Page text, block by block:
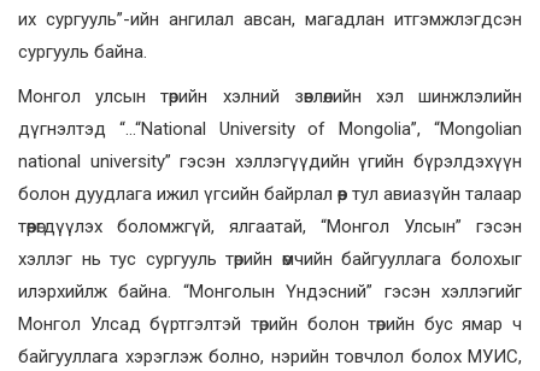
их сургууль”-ийн ангилал авсан, магадлан итгэмжлэгдсэн
сургууль байна.
Монгол улсын төрийн хэлний зөвлөлийн хэл шинжлэлийн
дүгнэлтэд “…“National University of Mongolia”, “Mongolian
national university” гэсэн хэллэгүүдийн үгийн бүрэлдэхүүн
болон дуудлага ижил үгсийн байрлал өөр тул авиазүйн талаар
төөрөгдүүлэх боломжгүй, ялгаатай, “Монгол Улсын” гэсэн
хэллэг нь тус сургууль төрийн өмчийн байгууллага болохыг
илэрхийлж байна. “Монголын Үндэсний” гэсэн хэллэгийг
Монгол Улсад бүртгэлтэй төрийн болон төрийн бус ямар ч
байгууллага хэрэглэж болно, нэрийн товчлол болох МУИС,